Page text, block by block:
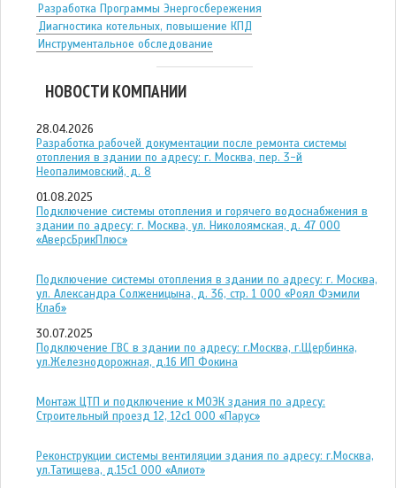
Разработка Программы Энергосбережения
Диагностика котельных, повышение КПД
Инструментальное обследование
НОВОСТИ КОМПАНИИ
28.04.2026
Разработка рабочей документации после ремонта системы
отопления в здании по адресу: г. Москва, пер. 3-й
Неопалимовский, д. 8
01.08.2025
Подключение системы отопления и горячего водоснабжения в
здании по адресу: г. Москва, ул. Николоямская, д. 47 ООО
«АверсБрикПлюс»
Подключение системы отопления в здании по адресу: г. Москва,
ул. Александра Солженицына, д. 36, стр. 1 ООО «Роял Фэмили
Клаб»
30.07.2025
Подключение ГВС в здании по адресу: г.Москва, г.Щербинка,
ул.Железнодорожная, д.16 ИП Фокина
Монтаж ЦТП и подключение к МОЭК здания по адресу:
Строительный проезд 12, 12с1 ООО «Парус»
Реконструкции системы вентиляции здания по адресу: г.Москва,
ул.Татищева, д.15с1 ООО «Алиот»